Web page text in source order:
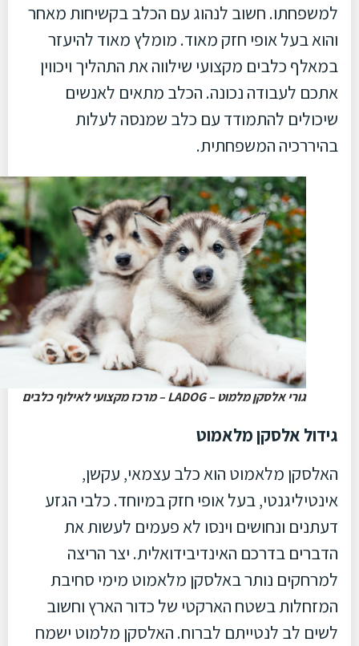
למשפחתו. חשוב לנהוג עם הכלב בקשיחות מאחר
והוא בעל אופי חזק מאוד. מומלץ מאוד להיעזר
במאלף כלבים מקצועי שילווה את התהליך ויכווין
אתכם לעבודה נכונה. הכלב מתאים לאנשים
שיכולים להתמודד עם כלב שמנסה לעלות
בהיררכיה המשפחתית.
גורי אלסקן מלמוט – LADOG – מרכז מקצועי לאילוף כלבים
גידול אלסקן מלאמוט
האלסקן מלאמוט הוא כלב עצמאי, עקשן,
אינטיליגנטי, בעל אופי חזק במיוחד. כלבי הגזע
דעתנים ונחושים וינסו לא פעמים לעשות את
הדברים בדרכם האינדיבידואלית. יצר הריצה
למרחקים נותר באלסקן מלאמוט מימי סחיבת
המזחלות בשטח הארקטי של כדור הארץ וחשוב
לשים לב לנטייתם לברוח. האלסקן מלמוט ישמח